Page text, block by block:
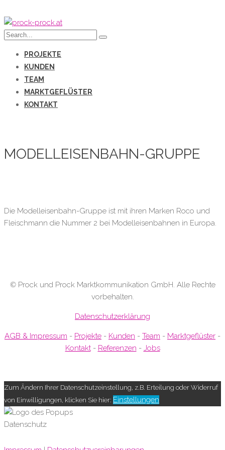
PROJEKTE
KUNDEN
TEAM
MARKTGEFLÜSTER
KONTAKT
MODELLEISENBAHN-GRUPPE
Die Modelleisenbahn-Gruppe ist mit ihren Marken Roco und
Fleischmann die Nummer 2 bei Modelleisenbahnen in Europa.
©Prock und Prock Marktkommunikation GmbH. Alle Rechte
vorbehalten.
Datenschutzerklärung
AGB & Impressum - Projekte - Kunden - Team - Marktgeflüster -
Kontakt- Referenzen - Jobs
Zum Ändern Ihrer Datenschutzeinstellung, z.B. Erteilung oder Widerruf
von Einwilligungen, klicken Sie hier: Einstellungen
Datenschutz